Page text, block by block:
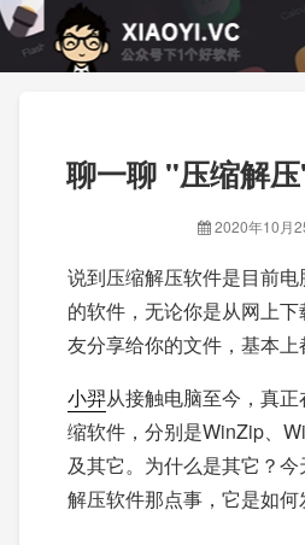
聊一聊 "压缩解
2020年10月
说到压缩解压软件是目前
的软件，无论你是从网上
友分享给你的文件，基本上
小羿从接触电脑至今，真
缩软件，分别是WinZip、
及其它。为什么是其它？
解压软件那点事，它是如何